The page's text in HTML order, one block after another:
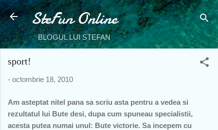
Treceți la conținutul principal
SteFun Online
BLOGUL LUI STEFAN
sport!
- octombrie 18, 2010
Am asteptat nitel pana sa scriu asta pentru a vedea si
rezultatul lui Bute desi, dupa cum spuneau specialistii,
acesta putea numai unul: Bute victorie. Sa incepem cu